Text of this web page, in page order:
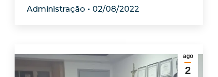
Administração 02/08/2022
ago
2